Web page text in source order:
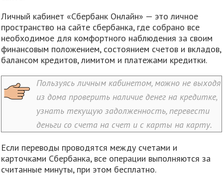
Личный кабинет «Сбербанк Онлайн» — это личное
пространство на сайте сбербанка, где собрано все
необходимое для комфортного наблюдения за своим
финансовым положением, состоянием счетов и вкладов,
балансом кредитов, лимитом и платежами кредитки.
Пользуясь личным кабинетом, можно не выходя
из дома проверить наличие денег на кредитке,
узнать текущую задолженность, перевести
деньги со счета на счет и с карты на карту.
Если переводы проводятся между счетами и
карточками Сбербанка, все операции выполняются за
считанные минуты, при этом бесплатно.